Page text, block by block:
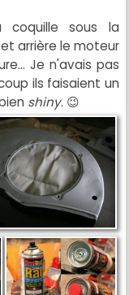
coquille sous la
arrière le moteur
Je n'avais pas
ils faisaient un
shiny. 😉